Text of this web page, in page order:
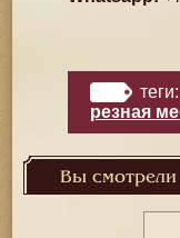
теги:
резная
Вы смотрели